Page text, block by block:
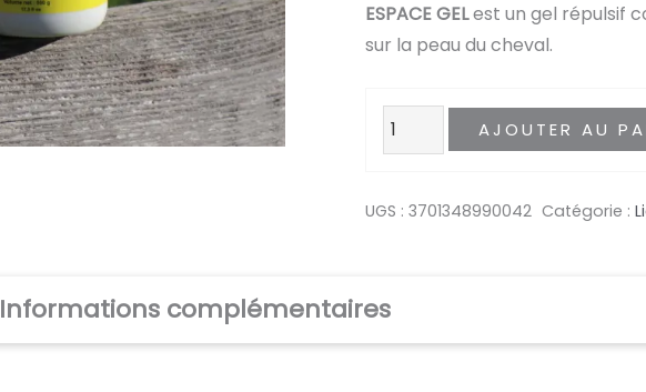
ESPACE GELest un gel répulsif
sur la peau du cheval.
quantité
de
Gel
AJOUTER AU
UGS : 3701348990042 Catégorie :
Informations complémentaires